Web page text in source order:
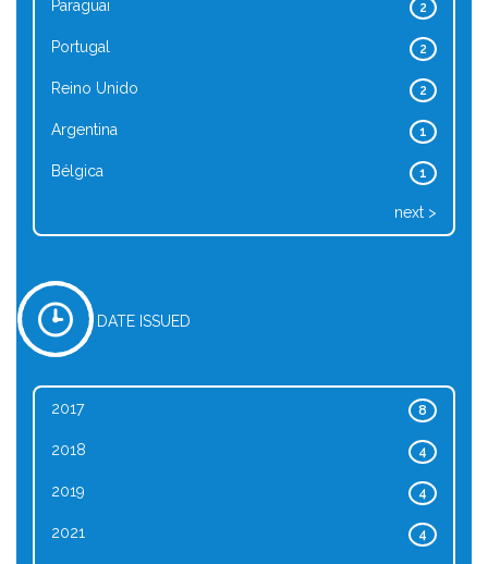
2
Paraguai
2
Portugal
2
Reino Unido
1
Argentina
1
Bélgica
next >
DATE ISSUED
8
2017
4
2018
4
2019
4
2021